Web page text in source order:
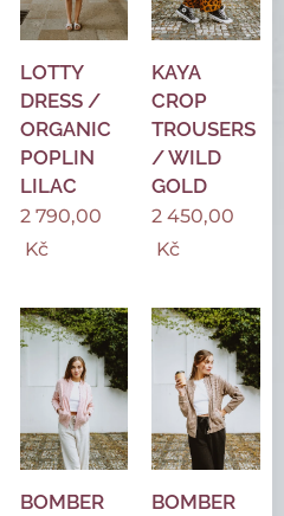
LOTTY
DRESS /
ORGANIC
POPLIN
LILAC
2 790,00
Kč
KAYA
CROP
TROUSERS
/ WILD
GOLD
2 450,00
Kč
BOMBER
BOMBER